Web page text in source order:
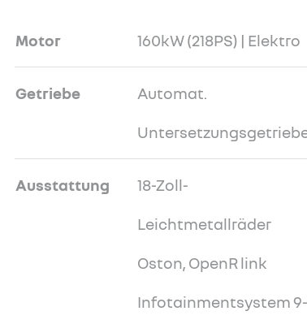
Motor 160kW (218PS) | Elektro
Getriebe Automat.
Ausstattung 18-Zoll-
Leichtmetallräder
Oston, OpenR link
Infotainmentsystem 9-